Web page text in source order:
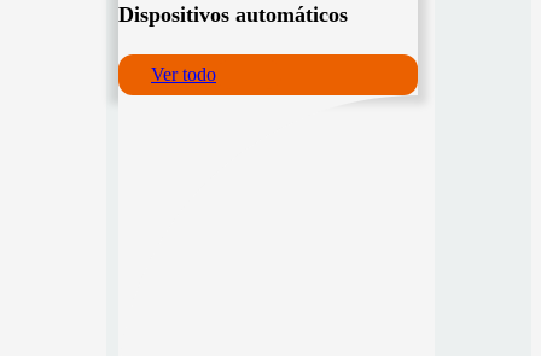
Dispositivos automáticos
Ver todo